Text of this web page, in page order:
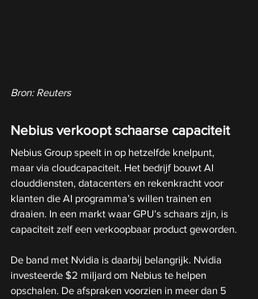
Bron: Reuters
Nebius verkoopt schaarse capaciteit
Nebius Group speelt in op hetzelfde knelpunt,
maar via cloudcapaciteit. Het bedrijf bouwt AI
clouddiensten, datacenters en rekenkracht voor
klanten die AI programma’s willen trainen en
draaien. In een markt waar GPU’s schaars zijn, is
capaciteit zelf een verkoopbaar product geworden.
De band met Nvidia is daarbij belangrijk. Nvidia
investeerde $2 miljard om Nebius te helpen
opschalen. De afspraken voorzien in meer dan 5